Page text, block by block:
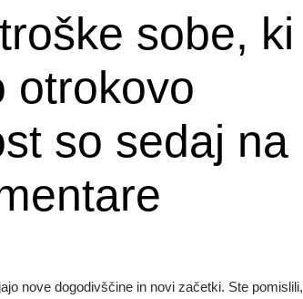
sobe, ki
otrokovo
so sedaj na
nove dogodivščine in novi začetki. Ste pomislili,